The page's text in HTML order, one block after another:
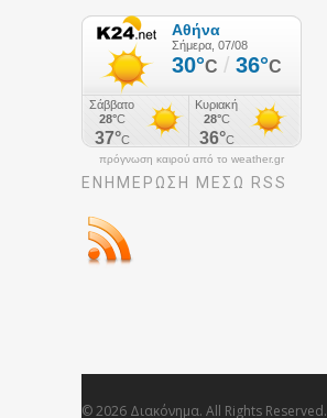
πρόγνωση καιρού από το weather.gr
ΕΝΗΜΈΡΩΣΉ ΜΕΣΩ RSS
© 2026 Διακόνημα. All Rights Reserved.